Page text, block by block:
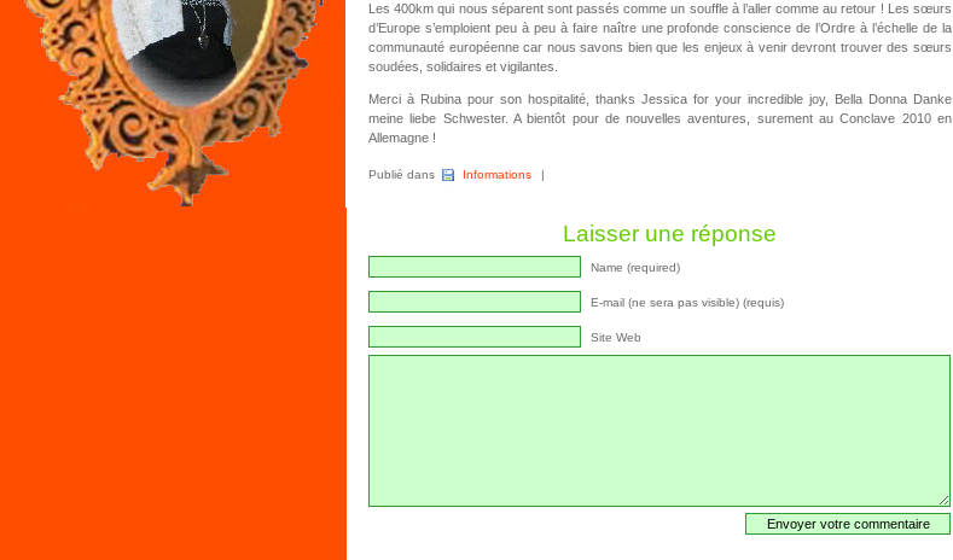
Les 400km qui nous séparent sont passés comme un souffle à l’aller comme au retour ! Les sœurs
d’Europe s’emploient peu à peu à faire naître une profonde conscience de l’Ordre à l’échelle de la
communauté européenne car nous savons bien que les enjeux à venir devront trouver des sœurs
soudées, solidaires et vigilantes.
Merci à Rubina pour son hospitalité, thanks Jessica for your incredible joy, Bella Donna Danke
meine liebe Schwester. A bientôt pour de nouvelles aventures, surement au Conclave 2010 en
Allemagne !
Publié dans Informations |
Laisser une réponse
Name (required)
E-mail (ne sera pas visible) (requis)
Site Web